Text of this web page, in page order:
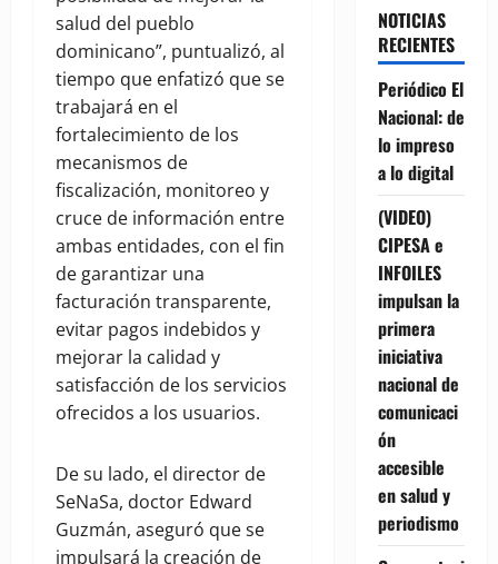
salud del pueblo
dominicano”, puntualizó, al
tiempo que enfatizó que se
trabajará en el
fortalecimiento de los
mecanismos de
fiscalización, monitoreo y
cruce de información entre
ambas entidades, con el fin
de garantizar una
facturación transparente,
evitar pagos indebidos y
mejorar la calidad y
satisfacción de los servicios
ofrecidos a los usuarios.
De su lado, el director de
SeNaSa, doctor Edward
Guzmán, aseguró que se
impulsará la creación de
NOTICIAS
RECIENTES
Periódico El
Nacional: de
lo impreso
a lo digital
(VIDEO)
CIPESA e
INFOILES
impulsan la
primera
iniciativa
nacional de
comunicaci
ón
accesible
en salud y
periodismo